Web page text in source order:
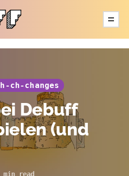
ch-changes
Debuff
(und
min read